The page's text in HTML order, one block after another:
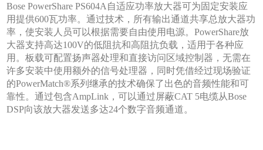
Bose PowerShare PS604A自适应功率放大器可为固定安装应
用提供600瓦功率。通过技术，所有输出通道共享总放大器功
率，使安装人员可以根据需要自由使用电源。PowerShare放
大器支持高达100V的低阻抗和高阻抗负载，适用于各种应
用。板载可配置扬声器处理和直接访问区域控制器，无需在
许多安装中使用额外的信号处理器，同时凭借经过现场验证
的PowerMatch®系列继承的技术确保了出色的音频性能和可
靠性。通过包含AmpLink，可以通过屏蔽CAT 5电缆从Bose
DSP向该放大器发送多达24个数字音频通道。